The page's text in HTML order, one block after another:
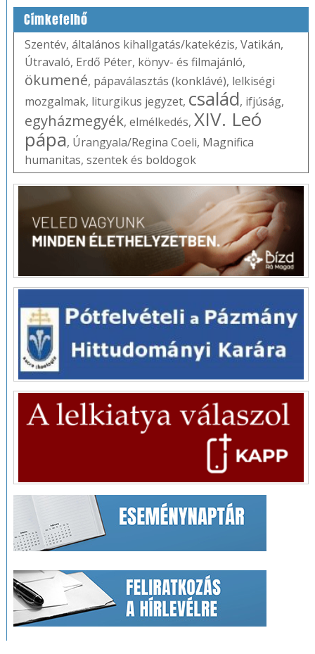
Címkefelhő
Szentév, általános kihallgatás/katekézis, Vatikán,
Útravaló, Erdő Péter, könyv- és filmajánló,
ökumené, pápaválasztás (konklávé), lelkiségi
mozgalmak, liturgikus jegyzet, család, ifjúság,
egyházmegyék, elmélkedés, XIV. Leó
pápa, Úrangyala/Regina Coeli, Magnifica
humanitas, szentek és boldogok